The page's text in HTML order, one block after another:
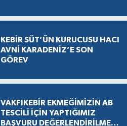
KEBİR SÜT’ÜN KURUCUSU HACI
AVNİ KARADENİZ’E SON
GÖREV
VAKFIKEBİR EKMEĞİMİZİN AB
TESCİLİ İÇİN YAPTIĞIMIZ
BAŞVURU DEĞERLENDİRİLMEK